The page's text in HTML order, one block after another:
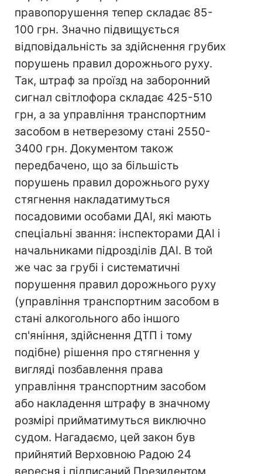
правопорушення тепер складає 85-
100 грн. Значно підвищується
відповідальність за здійснення грубих
порушень правил дорожнього руху.
Так, штраф за проїзд на заборонний
сигнал світлофора складає 425-510
грн, а за управління транспортним
засобом в нетверезому стані 2550-
3400 грн. Документом також
передбачено, що за більшість
порушень правил дорожнього руху
стягнення накладатимуться
посадовими особами ДАІ, які мають
спеціальні звання: інспекторами ДАІ і
начальниками підрозділів ДАІ. В той
же час за грубі і систематичні
порушення правил дорожнього руху
(управління транспортним засобом в
стані алкогольного або іншого
сп'яніння, здійснення ДТП і тому
подібне) рішення про стягнення у
вигляді позбавлення права
управління транспортним засобом
або накладення штрафу в значному
розмірі прийматимуться виключно
судом. Нагадаємо, цей закон був
прийнятий Верховною Радою 24